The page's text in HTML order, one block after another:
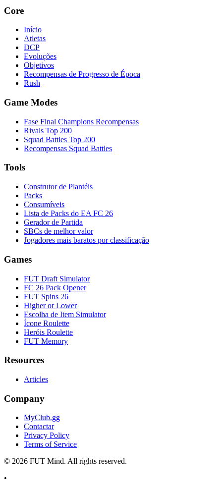
Core
Início
Atletas
DCP
Evoluções
Objetivos
Recompensas de Progresso de Época
Rush
Game Modes
Fase Final Champions Recompensas
Rivals Top 200
Squad Battles Top 200
Recompensas Squad Battles
Tools
Construtor de Plantéis
Packs
Consumíveis
Lista de Packs do EA FC 26
Gerador de Partida
SBCs de melhor valor
Jogadores mais baratos por classificação
Games
FUT Draft Simulator
FC 26 Pack Opener
FUT Spins 26
Higher or Lower
Escolha de Item Simulator
Ícone Roulette
Heróis Roulette
FUT Memory
Resources
Articles
Company
MyClub.gg
Contactar
Privacy Policy
Terms of Service
© 2026 FUT Mind. All rights reserved.
•